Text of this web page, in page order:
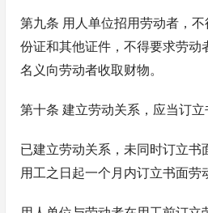
第九条 用人单位招用劳动者，
份证和其他证件，不得要求劳动
名义向劳动者收取财物。
第十条 建立劳动关系，应当订立
已建立劳动关系，未同时订立书
用工之日起一个月内订立书面劳